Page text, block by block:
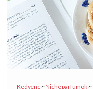
Kedvenc~Niche parfümök~